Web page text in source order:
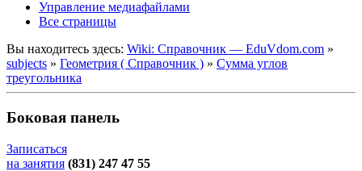
Управление медиафайлами
Все страницы
Вы находитесь здесь: Wiki: Справочник — EduVdom.com »
subjects » Геометрия ( Справочник ) » Сумма углов
треугольника
Боковая панель
Записаться
на занятия (831) 247 47 55